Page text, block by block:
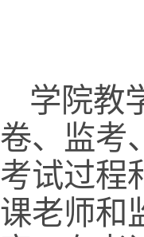
学院教
卷、监考
考试过程
课老师和